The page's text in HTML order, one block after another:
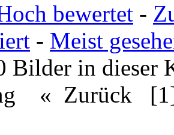
bewertet -
- Meist
Bilder in dieser
« Zurück